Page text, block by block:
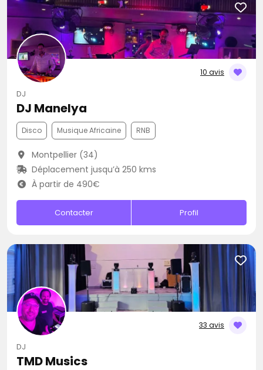
10 avis
DJ
DJ Manelya
Disco Musique Africaine RNB
Montpellier (34)
Déplacement jusqu’à 250 kms
À partir de 490€
Contacter Profil
33 avis
DJ
TMD Musics